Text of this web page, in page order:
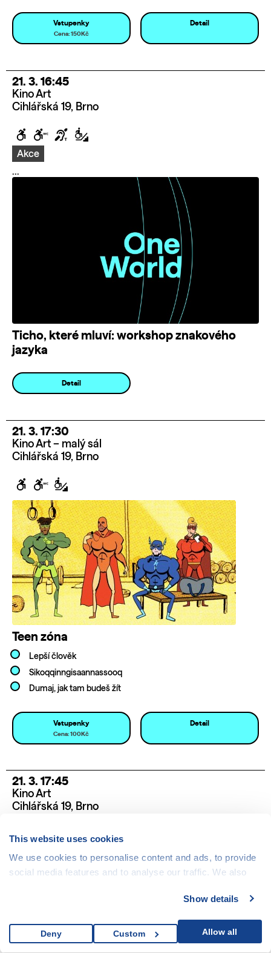
This website uses cookies
We use cookies to personalise content and ads, to provide
social media features and to analyse our traffic. We also
media, advertising and analytics partners who may
them or that they’ve collected from your use of their
services.
Show details
Allow all
Custom
Deny
Vstupenky
Cena: 150Kč
Detail
21. 3. 16:45
Kino Art
Cihlářská 19, Brno
Akce
...
Ticho, které mluví: workshop znakového
jazyka
Detail
21. 3. 17:30
Kino Art – malý sál
Cihlářská 19, Brno
Teen zóna
Lepší člověk
Sikoqqinngisaannassooq
Dumaj, jak tam budeš žít
Vstupenky
Cena: 100Kč
Detail
21. 3. 17:45
Kino Art
Cihlářská 19, Brno